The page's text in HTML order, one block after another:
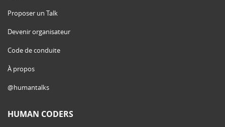
Proposer un Talk
Devenir organisateur
Code de conduite
À propos
@humantalks
HUMAN CODERS